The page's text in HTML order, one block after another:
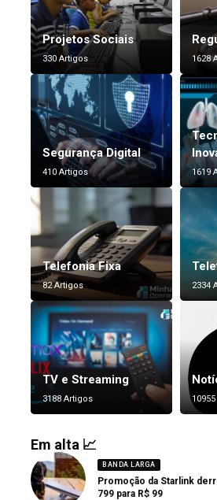
Projetos Sociais
330 Artigos 1628
Segurança Digital
410 Artigos 1619
Telefonia Fixa
82 Artigos 2334
TV e Streaming
3188 Artigos
Em alta 📈
BANDA LARGA
Promoção da Starlink
799 para R$ 99